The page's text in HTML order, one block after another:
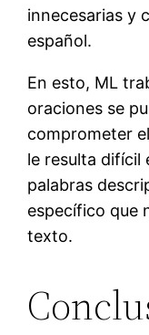
innecesarias y
español.
En esto, ML
oraciones se
comprometer
le resulta difícil
palabras
específico que
texto.